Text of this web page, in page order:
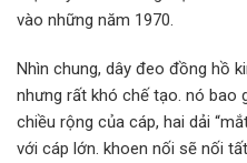
vào những năm 1970.
Nhìn chung, dây đeo đồng hồ
nhưng rất khó chế tạo. nó bao
chiều rộng của cáp, hai dải
với cáp lớn. khoen nối sẽ nối